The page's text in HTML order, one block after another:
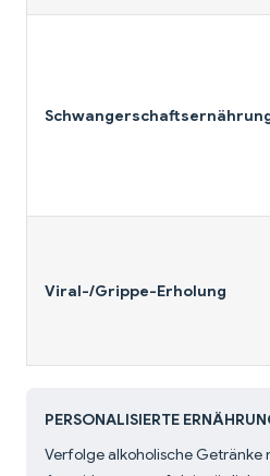
Viral-/Grippe-Erholung
PERSONALISIERTE
Verfolge alkoholische Getränke